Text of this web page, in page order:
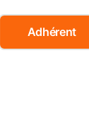
Adhérent